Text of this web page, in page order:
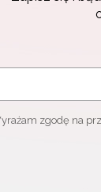
zgodę na